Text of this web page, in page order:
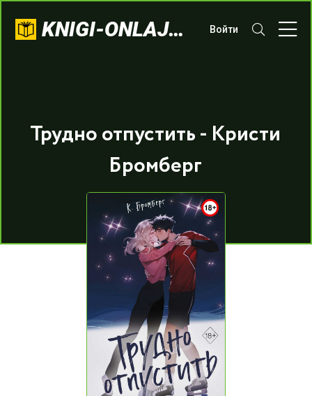
KNIGI-ONLAJN.COM Войти
Трудно отпустить - Кристи
Бромберг